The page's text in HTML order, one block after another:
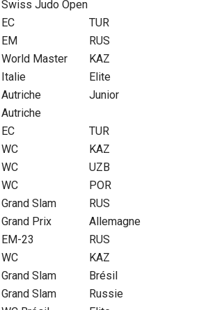
Swiss Judo Open
EC
TUR
EM
RUS
World Master
KAZ
Italie
Elite
Autriche
Junior
Autriche
EC
TUR
WC
KAZ
WC
UZB
WC
POR
Grand Slam
RUS
Grand Prix
Allemagne
EM-23
RUS
WC
KAZ
Grand Slam
Brésil
Grand Slam
Russie